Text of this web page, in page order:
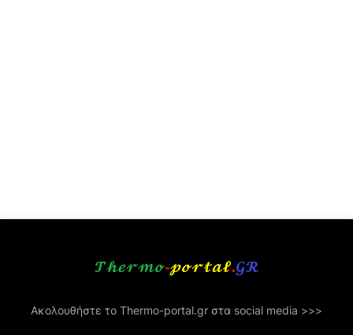
Ακολουθήστε το Thermo-portal.gr στα social media >>>